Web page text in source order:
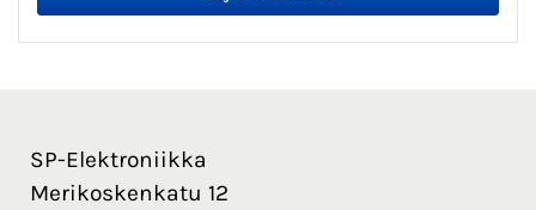
SP-Elektroniikka
Merikoskenkatu 12